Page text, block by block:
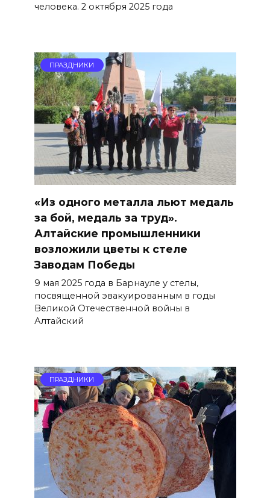
человека. 2 октября 2025 года
ПРАЗДНИКИ
«Из одного металла льют медаль
за бой, медаль за труд».
Алтайские промышленники
возложили цветы к стеле
Заводам Победы
9 мая 2025 года в Барнауле у стелы,
посвященной эвакуированным в годы
Великой Отечественной войны в
Алтайский
ПРАЗДНИКИ